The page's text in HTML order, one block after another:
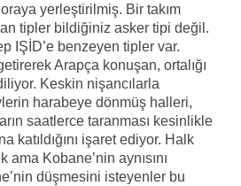
yerleştirilmiş. Bir takım
tipler bildiğiniz asker tipi değil.
IŞİD’e benzeyen tipler var.
Arapça konuşan, ortalığı
Keskin nişancılarla
harabeye dönmüş halleri,
saatlerce taranması kesinlikle
katıldığını işaret ediyor. Halk
ama Kobane’nin aynısını
düşmesini isteyenler bu